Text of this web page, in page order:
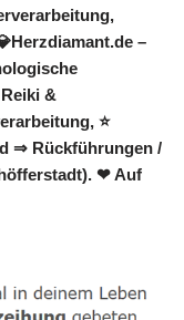
–
&
⭐
⇒ Rückführungen /
❤ Auf